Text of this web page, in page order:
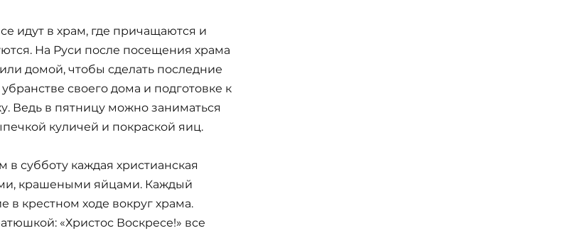
идут в храм, где причащаются и
На Руси после посещения храма
домой, чтобы сделать последние
своего дома и подготовке к
Ведь в пятницу можно заниматься
куличей и покраской яиц.
в субботу каждая христианская
крашеными яйцами. Каждый
в крестном ходе вокруг храма.
«Христос Воскресе!» все